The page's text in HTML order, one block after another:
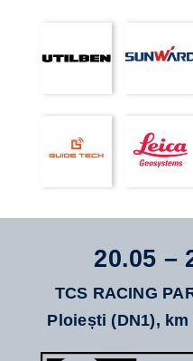
20.05 –
TCS RACING
Ploiești (DN1),